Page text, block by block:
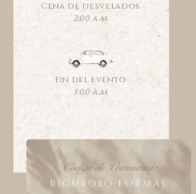
Cena de desvelados
2:00 a.m.
Fin del Evento
3:00 a.m.
Código de Vestimenta:
RIGUROSO FORMAL